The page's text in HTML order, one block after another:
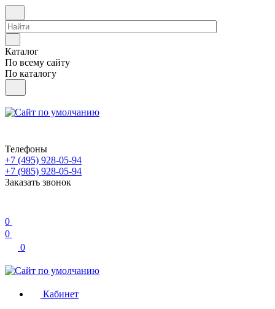
Каталог
По всему сайту
По каталогу
Телефоны
+7 (495) 928-05-94
+7 (985) 928-05-94
Заказать звонок
0
0
0
Кабинет